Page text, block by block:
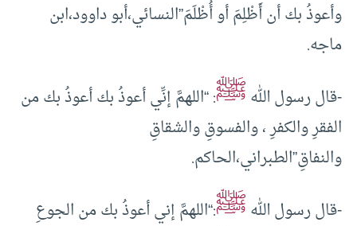
وأعوذُ بك أن أَظْلِمَ أو أُظْلَمَ”النسائي،أبو داوود،ابن
ماجه.
-قال رسول اللهﷺ: “اللهمَّ إنِّي أعوذُ بك أعوذُ بك من
الفقرِ والكفرِ ، والفسوقِ والشقاقِ
والنفاقِ”الطبراني،الحاكم.
-قال رسول اللهﷺ:“اللهمَّ إني أعوذُ بك من الجوعِ